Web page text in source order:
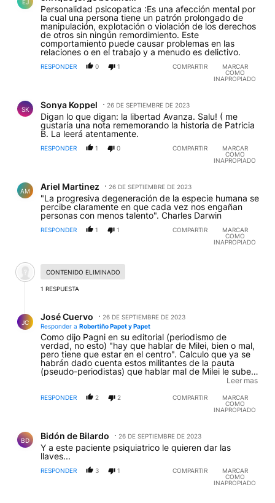
EJ
Personalidad psicopatica :Es una afección mental por
la cual una persona tiene un patrón prolongado de
manipulación, explotación o violación de los derechos
de otros sin ningún remordimiento. Este
comportamiento puede causar problemas en las
relaciones o en el trabajo y a menudo es delictivo.
RESPONDER 0 1 COMPARTIR
MARCAR
COMO
INAPROPIADO
SK Sonya Koppel 26 DE SEPTIEMBRE DE 2023
Digan lo que digan: la libertad Avanza. Salu! ( me
gustaría una nota rememorando la historia de Patricia
B. La leerá atentamente.
RESPONDER 1 0 COMPARTIR
MARCAR
COMO
INAPROPIADO
AM Ariel Martinez 26 DE SEPTIEMBRE DE 2023
"La progresiva degeneración de la especie humana se
percibe claramente en que cada vez nos engañan
personas con menos talento". Charles Darwin
RESPONDER 1 1 COMPARTIR
MARCAR
COMO
INAPROPIADO
Comentario desactivado.
CONTENIDO ELIMINADO
1 RESPUESTA
JC
José Cuervo
26 DE SEPTIEMBRE DE 2023
Responder a Robertiño Papet y Papet
Como dijo Pagni en su editorial (periodismo de
verdad, no esto) "hay que hablar de Milei, bien o mal,
pero tiene que estar en el centro". Calculo que ya se
habrán dado cuenta estos militantes de la pauta
(pseudo-periodistas) que hablar mal de Milei le sube
la imagen. Por ende lo que estamos viendo serían las
Economía". Ya que al parecer al Peronismo le cae
Leer mas
RESPONDER 2 2 COMPARTIR
MARCAR
COMO
INAPROPIADO
BD Bidón de Bilardo 26 DE SEPTIEMBRE DE 2023
Y a este paciente psiquiatrico le quieren dar las
llaves...
RESPONDER 3 1 COMPARTIR
MARCAR
COMO
INAPROPIADO